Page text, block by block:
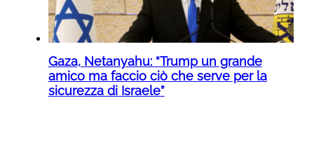
Gaza, Netanyahu: “Trump un grande
amico ma faccio ciò che serve per la
sicurezza di Israele”